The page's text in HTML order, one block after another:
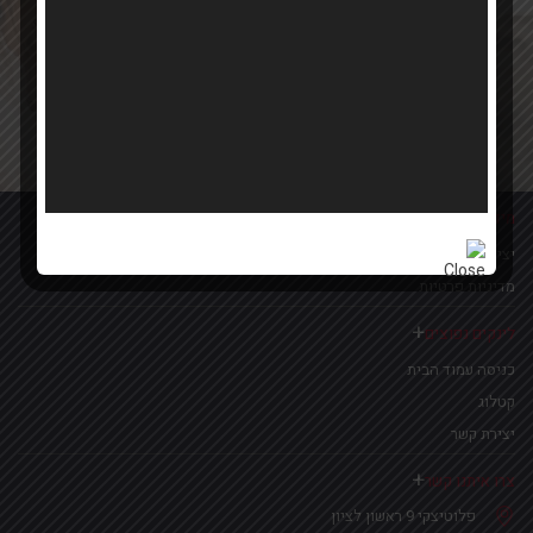
מידע נוסף
יצירת קשר
מדיניות פרטיות
לינקים נפוצים
כניסה עמוד הבית
קטלוג
יצירת קשר
צרו איתנו קשר
פלוטיצקי 9 ראשון לציון